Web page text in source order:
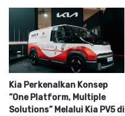
Kia Perkenalkan Konsep
“One Platform, Multiple
Solutions” Melalui Kia PV5 di